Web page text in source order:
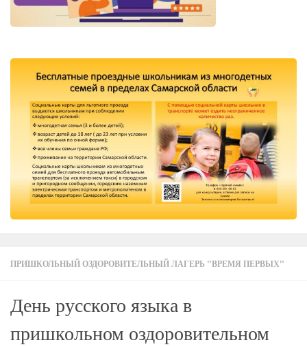
ПРИШКОЛЬНЫЙ ОЗДОРОВИТЕЛЬНЫЙ ЛАГЕРЬ "ВРЕМЯ ПЕРВЫХ"
День русского языка в
пришкольном оздоровительном